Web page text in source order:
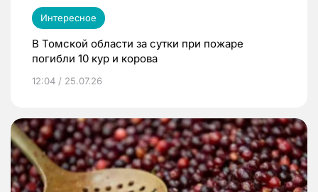
Интересное
В Томской области за сутки при пожаре
погибли 10 кур и корова
12:04 / 25.07.26